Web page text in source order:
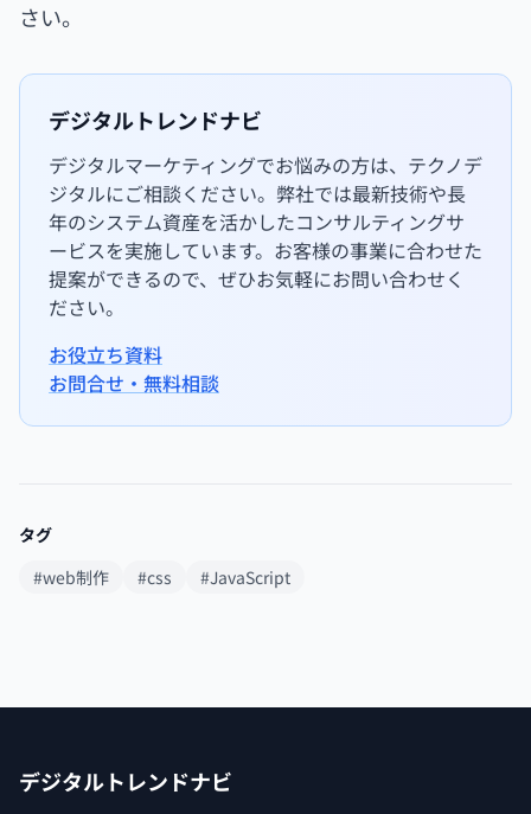
さい。
デジタルトレンドナビ
デジタルマーケティングでお悩みの方は、テクノデ
ジタルにご相談ください。弊社では最新技術や長
年のシステム資産を活かしたコンサルティングサ
ービスを実施しています。お客様の事業に合わせた
提案ができるので、ぜひお気軽にお問い合わせく
ださい。
お役立ち資料
お問合せ・無料相談
タグ
#web制作
#css #JavaScript
デジタルトレンドナビ